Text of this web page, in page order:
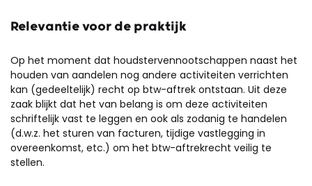
Relevantie voor de praktijk
Op het moment dat houdstervennootschappen naast het
houden van aandelen nog andere activiteiten verrichten
kan (gedeeltelijk) recht op btw-aftrek ontstaan. Uit deze
zaak blijkt dat het van belang is om deze activiteiten
schriftelijk vast te leggen en ook als zodanig te handelen
(d.w.z. het sturen van facturen, tijdige vastlegging in
overeenkomst, etc.) om het btw-aftrekrecht veilig te
stellen.